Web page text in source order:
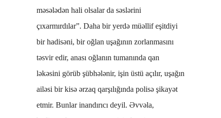
məsələdən hali olsalar da səslərini
çıxarmırdılar”. Daha bir yerdə müəllif eşitdiyi
bir hadisəni, bir oğlan uşağının zorlanmasını
təsvir edir, anası oğlanın tumanında qan
ləkəsini görüb şübhələnir, işin üstü açılır, uşağın
ailəsi bir kisə ərzaq qarşılığında polisə şikayət
etmir. Bunlar inandırıcı deyil. Əvvəla,